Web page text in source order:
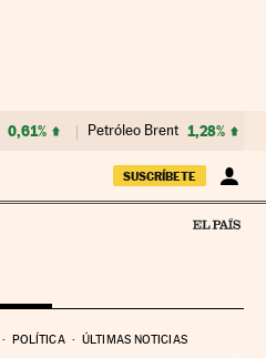
0,61% Petróleo Brent 1,28%
SUSCRÍBETE
POLÍTICA ÚLTIMAS NOTICIAS